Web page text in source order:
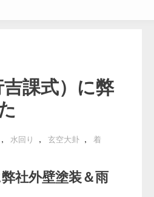
吉課式）に弊
, 水回り , 玄空大卦 ,
着
社外壁塗装＆雨